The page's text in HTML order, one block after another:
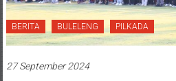
BERITA BULELENG PILKADA
27 September 2024